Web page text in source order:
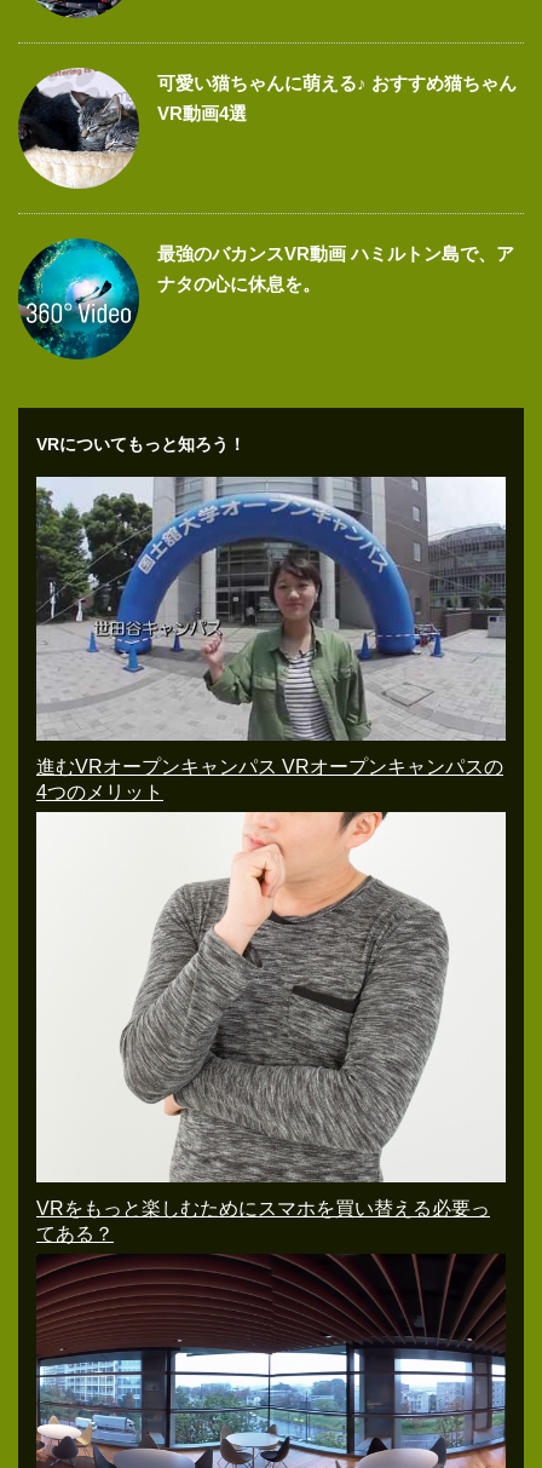
可愛い猫ちゃんに萌える♪ おすすめ猫ちゃん
VR動画4選
最強のバカンスVR動画 ハミルトン島で、ア
ナタの心に休息を。
VRについてもっと知ろう！
進むVRオープンキャンパス VRオープンキャンパスの
4つのメリット
VRをもっと楽しむためにスマホを買い替える必要っ
てある？